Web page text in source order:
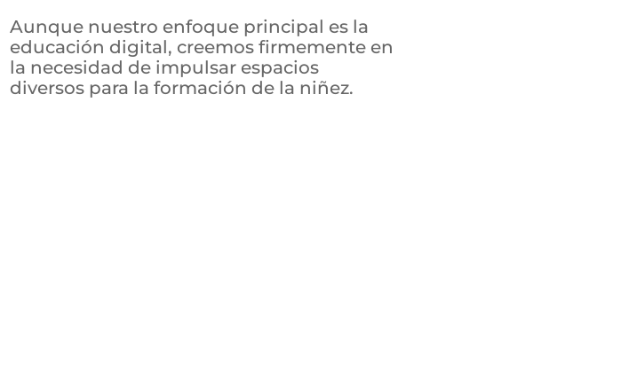
Aunque nuestro enfoque principal es la
educación digital, creemos firmemente en
la necesidad de impulsar espacios
diversos para la formación de la niñez.